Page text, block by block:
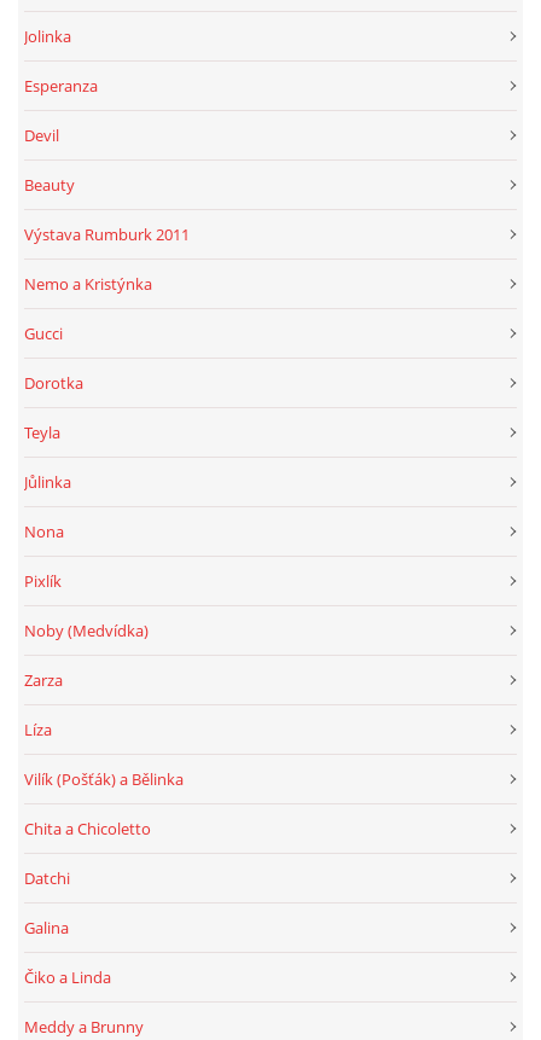
Jolinka
Esperanza
Devil
Beauty
Výstava Rumburk 2011
Nemo a Kristýnka
Gucci
Dorotka
Teyla
Jůlinka
Nona
Pixlík
Noby (Medvídka)
Zarza
Líza
Vilík (Pošťák) a Bělinka
Chita a Chicoletto
Datchi
Galina
Čiko a Linda
Meddy a Brunny